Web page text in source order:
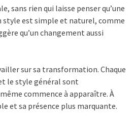
sans rien qui laisse penser qu’une
style est simple et naturel, comme
qu’un changement aussi
sur sa transformation. Chaque
le style général sont
commence à apparaître. À
et sa présence plus marquante.